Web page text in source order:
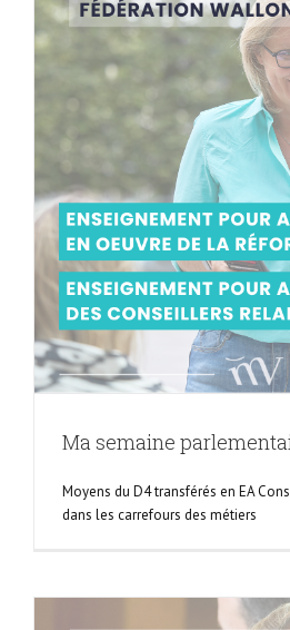
Ma semaine
Moyens du D4 transférés en EA
dans les carrefours des métiers